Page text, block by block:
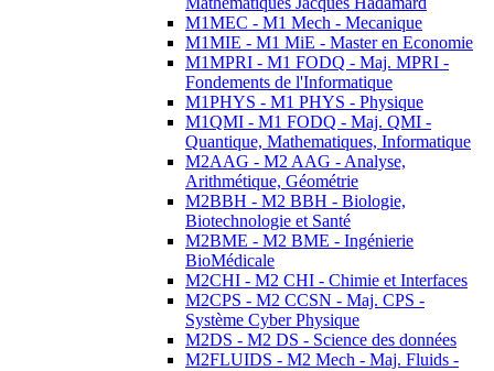
M1MEC - M1 Mech - Mecanique
M1MIE - M1 MiE - Master en Economie
M1MPRI - M1 FODQ - Maj. MPRI -
Fondements de l'Informatique
M1PHYS - M1 PHYS - Physique
M1QMI - M1 FODQ - Maj. QMI -
Quantique, Mathematiques, Informatique
M2AAG - M2 AAG - Analyse,
Arithmétique, Géométrie
M2BBH - M2 BBH - Biologie,
Biotechnologie et Santé
M2BME - M2 BME - Ingénierie
BioMédicale
M2CHI - M2 CHI - Chimie et Interfaces
M2CPS - M2 CCSN - Maj. CPS -
Système Cyber Physique
M2DS - M2 DS - Science des données
M2FLUIDS - M2 Mech - Maj. Fluids -